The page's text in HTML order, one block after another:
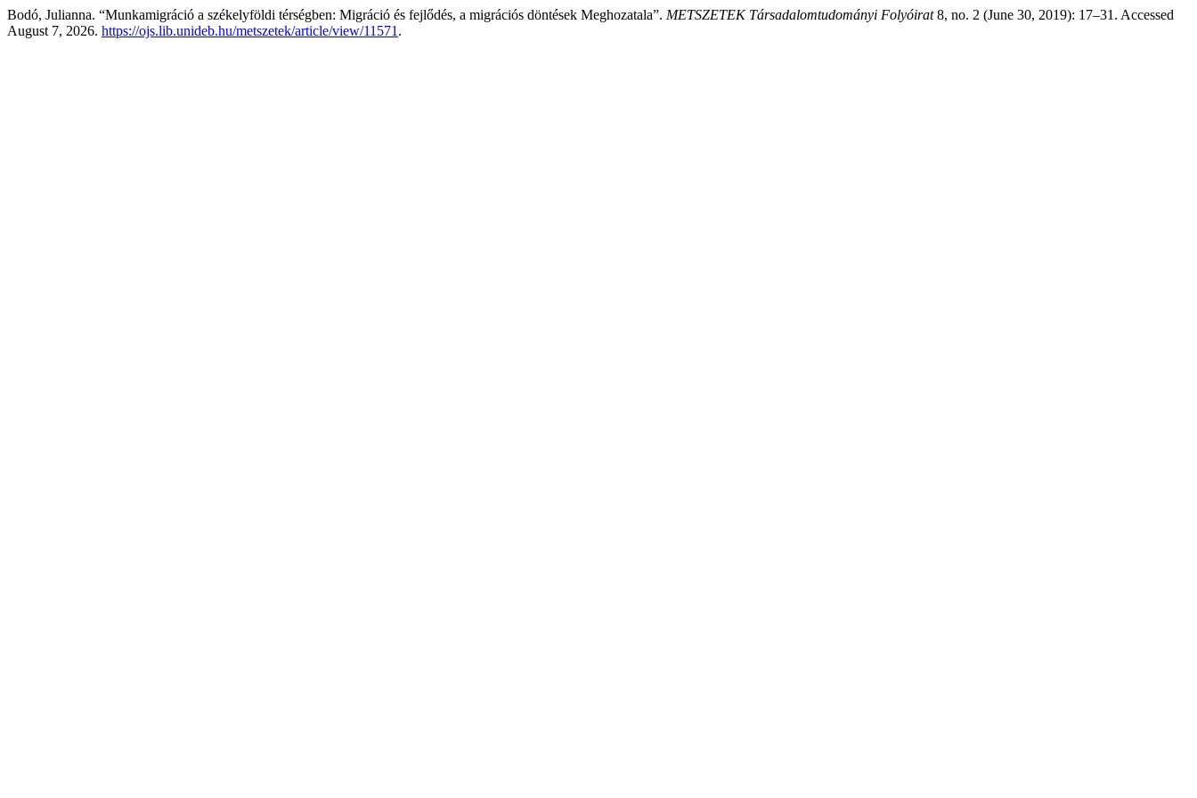
Bodó, Julianna. “Munkamigráció a székelyföldi térségben: Migráció és fejlődés, a migrációs döntések Meghozatala”. METSZETEK Társadalomtudományi Folyóirat8, no. 2 (June 30, 2019): 17–31. Accessed
August 7, 2026. https://ojs.lib.unideb.hu/metszetek/article/view/11571 .